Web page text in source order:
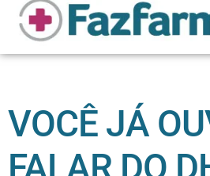
VOCÊ JÁ
FALAR DO